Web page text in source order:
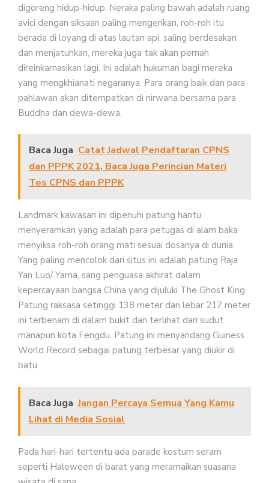
digoreng hidup-hidup. Neraka paling bawah adalah ruang
avici dengan siksaan paling mengerikan, roh-roh itu
berada di loyang di atas lautan api, saling berdesakan
dan menjatuhkan, mereka juga tak akan pernah
direinkarnasikan lagi. Ini adalah hukuman bagi mereka
yang mengkhianati negaranya. Para orang baik dan para
pahlawan akan ditempatkan di nirwana bersama para
Buddha dan dewa-dewa.
Baca Juga Catat Jadwal Pendaftaran CPNS
dan PPPK 2021, Baca Juga Perincian Materi
Tes CPNS dan PPPK
Landmark kawasan ini dipenuhi patung hantu
menyeramkan yang adalah para petugas di alam baka
menyiksa roh-roh orang mati sesuai dosanya di dunia.
Yang paling mencolok dari situs ini adalah patung Raja
Yan Luo/ Yama, sang penguasa akhirat dalam
kepercayaan bangsa China yang dijuluki The Ghost King.
Patung raksasa setinggi 138 meter dan lebar 217 meter
ini terbenam di dalam bukit dan terlihat dari sudut
manapun kota Fengdu. Patung ini menyandang Guiness
World Record sebagai patung terbesar yang diukir di
batu.
Baca Juga Jangan Percaya Semua Yang Kamu
Lihat di Media Sosial
Pada hari-hari tertentu ada parade kostum seram
seperti Haloween di barat yang meramaikan suasana